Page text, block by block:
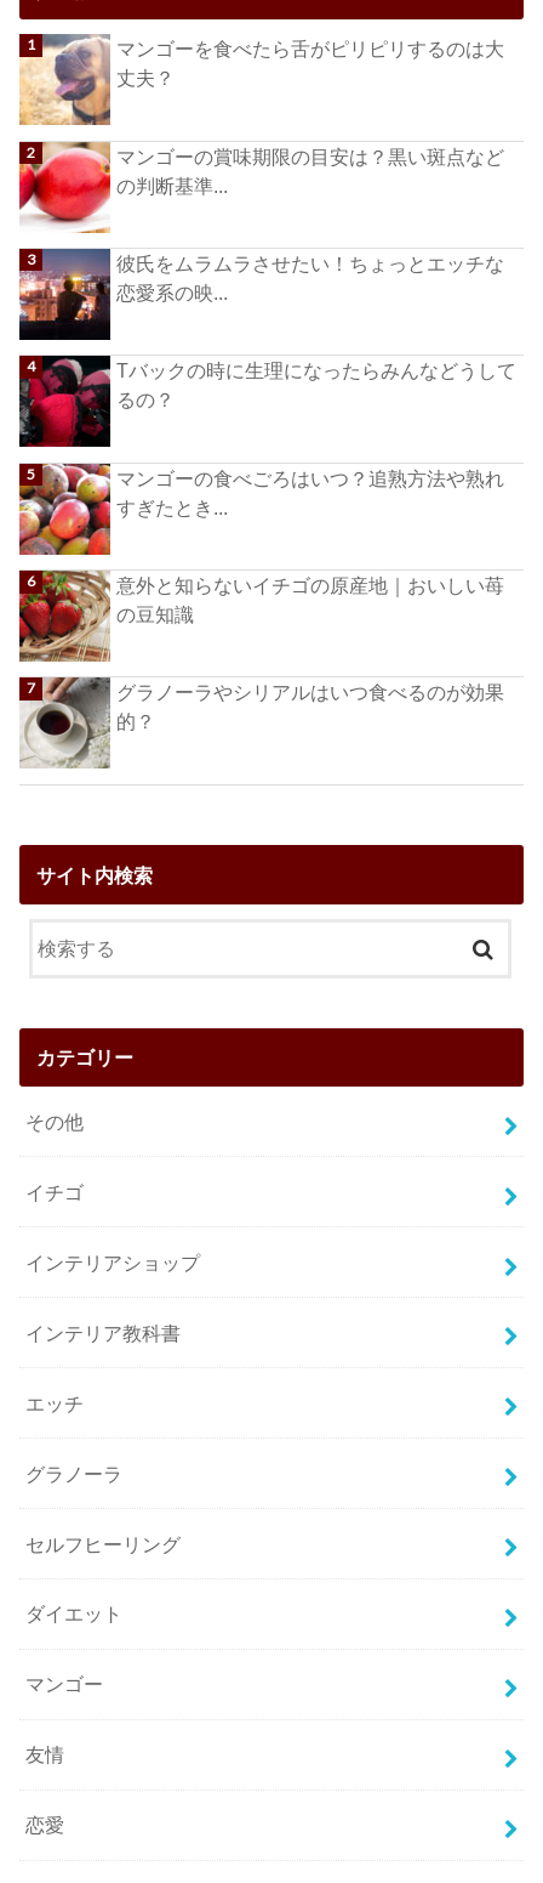
マンゴーを食べたら舌がピリピリするのは大
丈夫？
マンゴーの賞味期限の目安は？黒い斑点など
の判断基準...
彼氏をムラムラさせたい！ちょっとエッチな
恋愛系の映...
Tバックの時に生理になったらみんなどうして
るの？
マンゴーの食べごろはいつ？追熟方法や熟れ
すぎたとき...
意外と知らないイチゴの原産地｜おいしい苺
の豆知識
グラノーラやシリアルはいつ食べるのが効果
的？
サイト内検索
カテゴリー
その他
イチゴ
インテリアショップ
インテリア教科書
エッチ
グラノーラ
セルフヒーリング
ダイエット
マンゴー
友情
恋愛